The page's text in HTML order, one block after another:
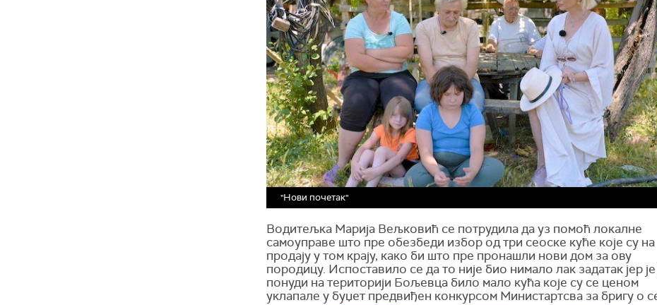
"Нови почетак"
Водитељка Марија Вељковић се потрудила да уз помоћ локалне
самоуправе што пре обезбеди избор од три сеоске куће које су на
продају у том крају, како би што пре пронашли нови дом за ову
породицу. Испоставило се да то није био нимало лак задатак јер
понуди на територији Бољевца било мало кућа које су се ценом
уклапале у буџет предвиђен конкурсом Министартсва за бригу о